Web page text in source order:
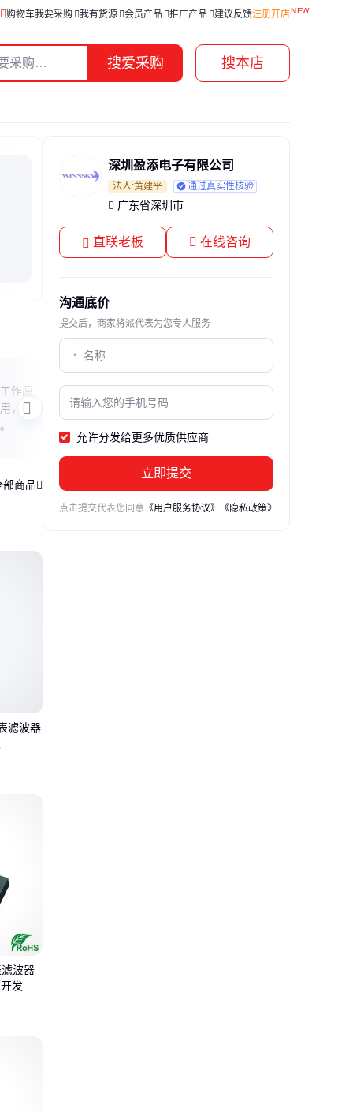
购物车我要采购 我有货源 会员产品 推广产品 建议反馈注册开店
搜爱采购 搜本店
作原
，带你
本文深入浅出地解析EMI滤波器的核心特
性，包括其工作原理、常见类型及应用场
隐形卫士。
部商品
滤波器
波器
发
深圳盈添电子有限公司
法人:黄建平 通过真实性核验
广东省深圳市
直联老板 在线咨询
沟通底价
提交后，商家将派代表为您专人服务
允许分发给更多优质供应商
立即提交
点击提交代表您同意 《用户服务协议》 《隐私政策》